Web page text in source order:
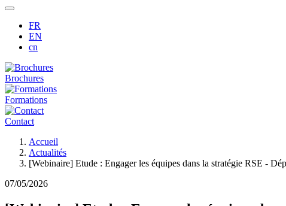
FR
EN
cn
Brochures
Formations
Contact
d'Ariane
Accueil
Actualités
[Webinaire] Etude : Engager les équipes dans la stratégie RSE -
07/05/2026